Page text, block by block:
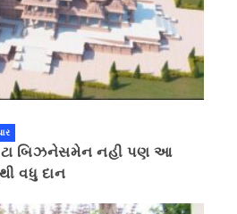
બિઝનેસમેન નહી પણ આ
વધુ દાન